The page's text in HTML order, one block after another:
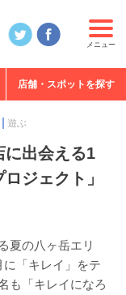
メニュー
店舗・スポットを探す
遊ぶ
に出会える1
ジェクト」
夏の八ヶ岳エリ
「キレイ」をテ
も「キレイになろ